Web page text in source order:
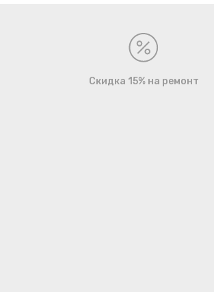
Скидка 15% на ремонт